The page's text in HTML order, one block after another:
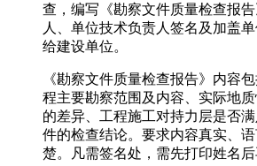
查，编写《勘察文件质量检查报
人、单位技术负责人签名及加盖
给建设单位。
《勘察文件质量检查报告》内容
程主要勘察范围及内容、实际地
的差异、工程施工对持力层是否
件的检查结论。要求内容真实、
楚。凡需签名处，需先打印姓名后